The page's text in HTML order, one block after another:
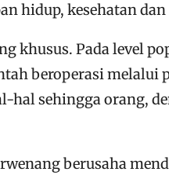
hidup, kesehatan
khusus. Pada level
beroperasi
sehingga orang,
berusaha